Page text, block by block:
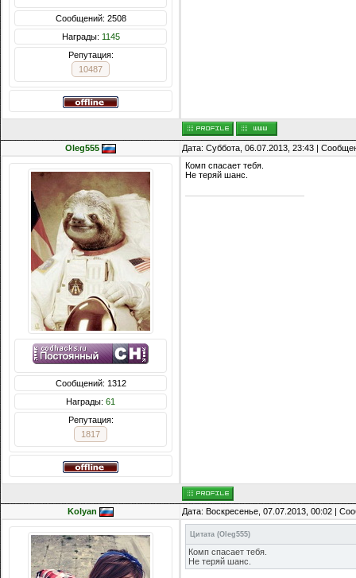
Сообщений: 2508
Награды: 1145
Репутация:
10487
Oleg555 Дата: Суббота, 06.07.2013, 23:43 |
Сообщений: 1312
Награды: 61
Репутация:
1817
Комп спасает тебя.
Не теряй шанс.
Kolyan Дата: Воскресенье, 07.07.2013, 00:02 |
Цитата (Oleg555)
Комп спасает тебя.
Не теряй шанс.